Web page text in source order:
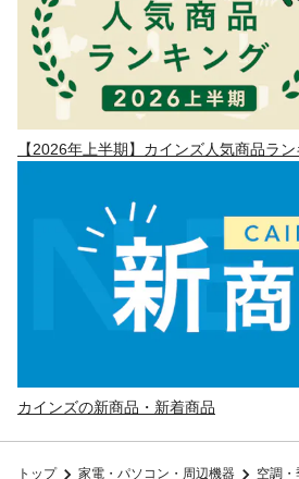
【2026年上半期】カインズ人気商品ラ
カインズの新商品・新着商品
トップ 家電・パソコン・周辺機器 空調